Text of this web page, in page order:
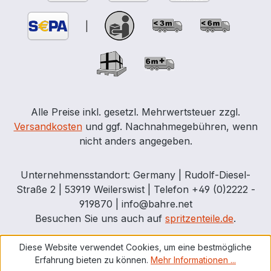
Handhabung oder mit Schiebetor. Das
Dach des Sicherheitscontainers ist
begehbar (ausgelegt für 125 kg/m2
über die innen liegende Regenrinne. Für
die Lagerung brennbarer Stoffe im Freien
ausreichender Sicherheitsabstand von
min. 10 Metern zu Gebäuden eingehalten
werden kann oder eine vorhandene
gemäß DIN 4102) ausgeführt ist oder eine
technische oder natürliche Belüftung für
den erforderlichen Luftwechsel sorgt.
Alle Preise inkl. gesetzl. Mehrwertsteuer zzgl.
Versandkostenund ggf. Nachnahmegebühren, wenn
nicht anders angegeben.
Unternehmensstandort: Germany | Rudolf-Diesel-
Straße 2 | 53919 Weilerswist | Telefon +49 (0)2222 -
919870 | info@bahre.net
Besuchen Sie uns auch auf spritzenteile.de.
Diese Website verwendet Cookies, um eine bestmögliche
Erfahrung bieten zu können. Mehr Informationen ...